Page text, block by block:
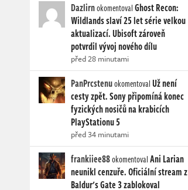
DazlirnokomentovalGhost Recon:
Wildlands slaví 25 let série velkou
aktualizací. Ubisoft zároveň
potvrdil vývoj nového dílu
před 28 minutami
PanPrcstenuokomentovalUž není
cesty zpět. Sony připomíná konec
fyzických nosičů na krabicích
PlayStationu 5
před 34 minutami
frankiiee88okomentovalAni Larian
neunikl cenzuře. Oficiální stream z
Baldur's Gate 3 zablokoval